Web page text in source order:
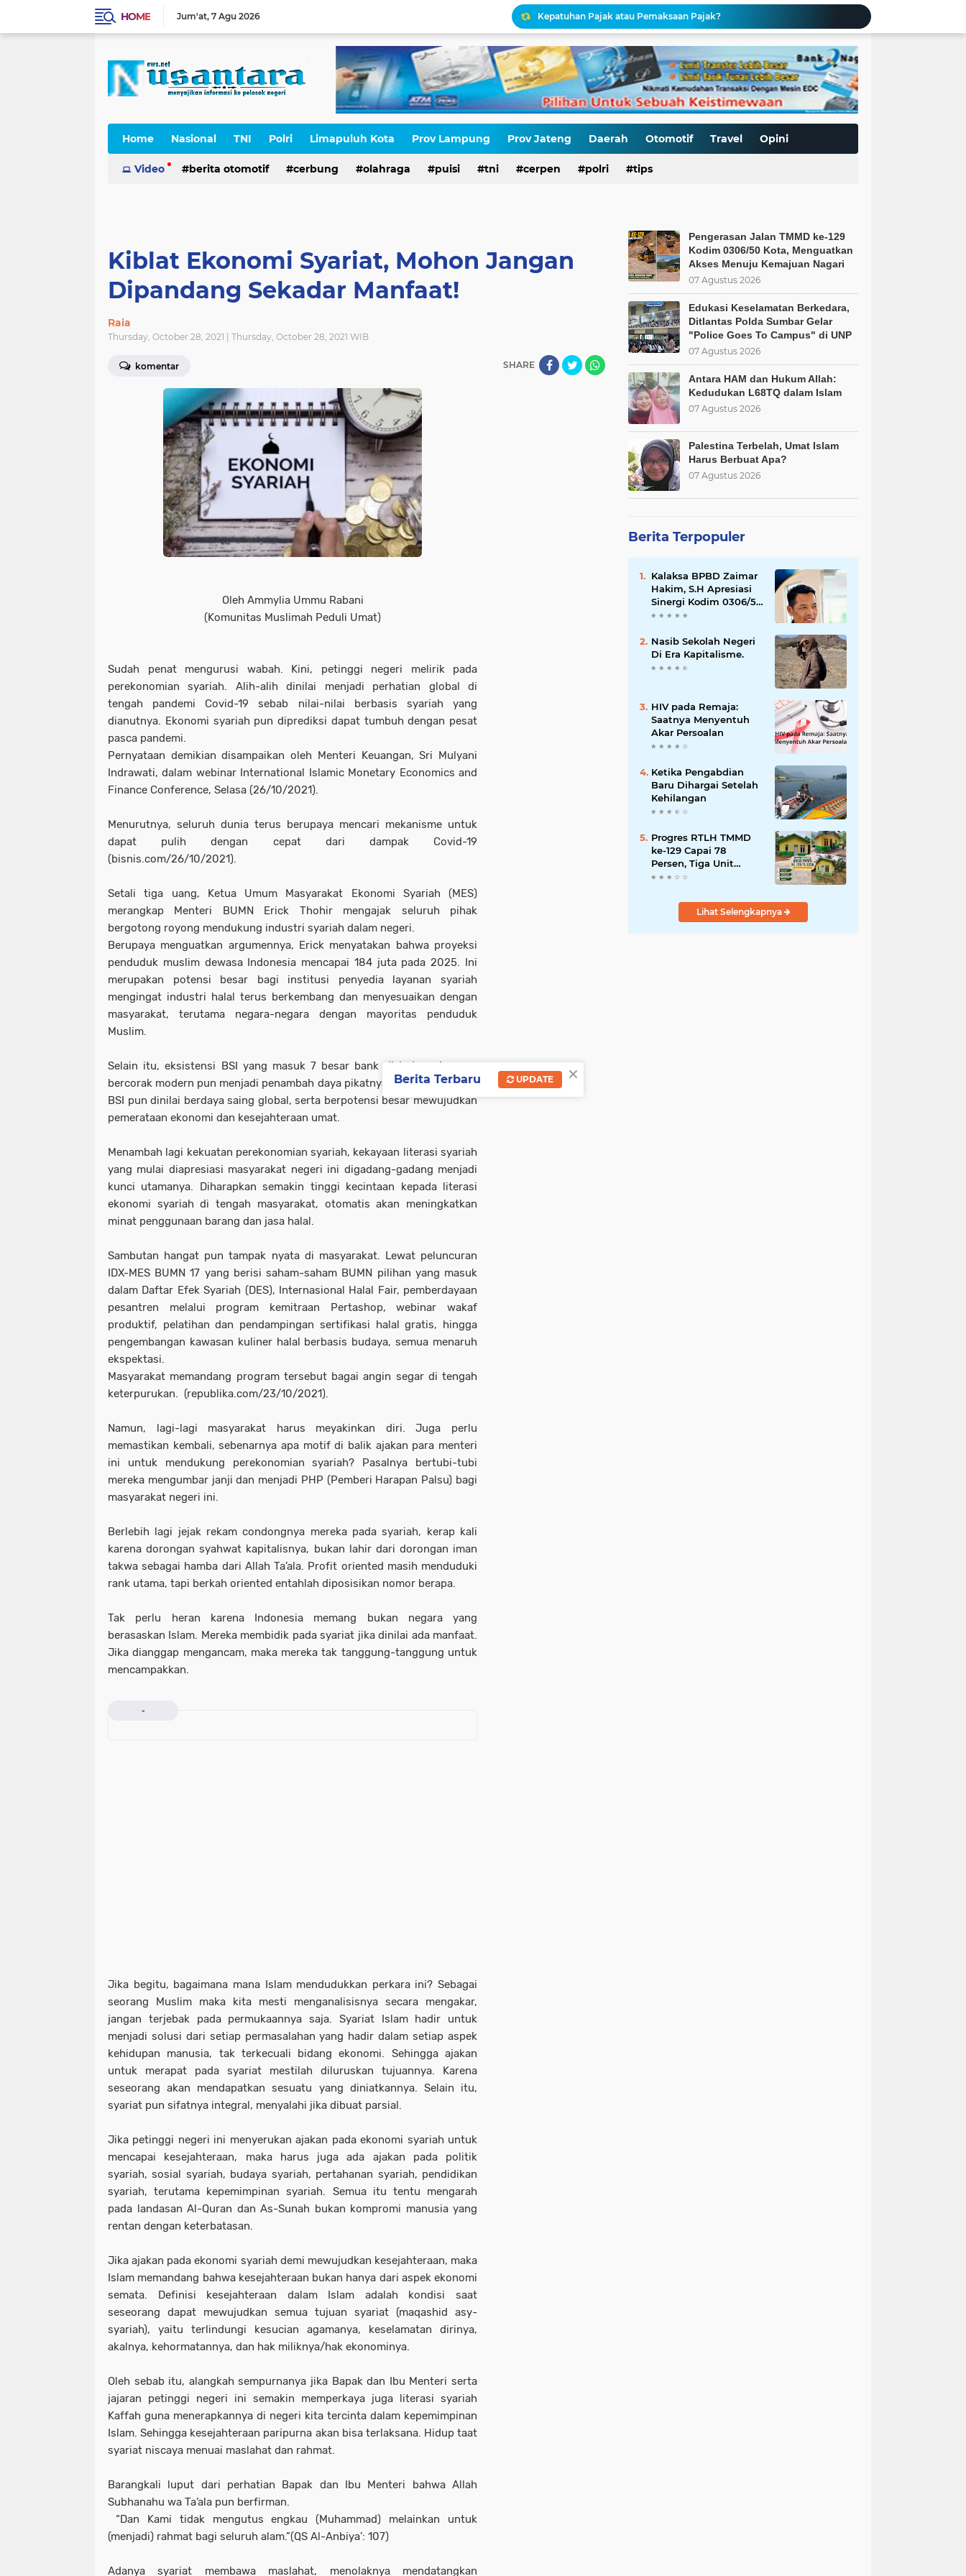
HOME Jum'at 7 Agu 2026
Kepatuhan Pajak atau Pemaksaan Pajak?
Gaza Disekat Israel: Potret Penjajahan Abadi
BoP dan New Gaza adalah Tipuan: Palestina Hanya Merdeka dengan Sistem Islam
Kurnia Nugraha Raih Penghargaan Indonesia Public Relations Top Leader 2026
Pajak, Aparat, dan Krisis Kepercayaan Publik
STOP NORMALISASI LGBT & GENDER FLUID DI SEKOLAH
Antara HAM dan Hukum Allah: Kedudukan L68TQ dalam Islam
Palestina Terbelah, Umat Islam Harus Berbuat Apa?
Home Nasional TNI Polri Limapuluh Kota Prov Lampung Prov Jateng Daerah Otomotif Travel Opini
Cerpen
Video berita otomotif cerbung olahraga puisi tni cerpen polri tips
Kiblat Ekonomi Syariat, Mohon Jangan
Dipandang Sekadar Manfaat!
Raia
Thursday, October 28, 2021 | Thursday, October 28, 2021 WIB
komentar SHARE
Oleh Ammylia Ummu Rabani
(Komunitas Muslimah Peduli Umat)
Sudah penat mengurusi wabah. Kini, petinggi negeri melirik pada
perekonomian syariah. Alih-alih dinilai menjadi perhatian global di
tengah pandemi Covid-19 sebab nilai-nilai berbasis syariah yang
dianutnya. Ekonomi syariah pun diprediksi dapat tumbuh dengan pesat
pasca pandemi.
Pernyataan demikian disampaikan oleh Menteri Keuangan, Sri Mulyani
Indrawati, dalam webinar International Islamic Monetary Economics and
Finance Conference, Selasa (26/10/2021).
Menurutnya, seluruh dunia terus berupaya mencari mekanisme untuk
dapat pulih dengan cepat dari dampak Covid-19
(bisnis.com/26/10/2021).
Setali tiga uang, Ketua Umum Masyarakat Ekonomi Syariah (MES)
merangkap Menteri BUMN Erick Thohir mengajak seluruh pihak
bergotong royong mendukung industri syariah dalam negeri.
Berupaya menguatkan argumennya, Erick menyatakan bahwa proyeksi
penduduk muslim dewasa Indonesia mencapai 184 juta pada 2025. Ini
merupakan potensi besar bagi institusi penyedia layanan syariah
mengingat industri halal terus berkembang dan menyesuaikan dengan
masyarakat, terutama negara-negara dengan mayoritas penduduk
Muslim.
Selain itu, eksistensi BSI yang masuk 7 besar bank di Indonesia yang
bercorak modern pun menjadi penambah daya pikatnya. Bukan hanya itu,
BSI pun dinilai berdaya saing global, serta berpotensi besar mewujudkan
pemerataan ekonomi dan kesejahteraan umat.
Menambah lagi kekuatan perekonomian syariah, kekayaan literasi syariah
yang mulai diapresiasi masyarakat negeri ini digadang-gadang menjadi
kunci utamanya. Diharapkan semakin tinggi kecintaan kepada literasi
ekonomi syariah di tengah masyarakat, otomatis akan meningkatkan
minat penggunaan barang dan jasa halal.
Sambutan hangat pun tampak nyata di masyarakat. Lewat peluncuran
IDX-MES BUMN 17 yang berisi saham-saham BUMN pilihan yang masuk
dalam Daftar Efek Syariah (DES), Internasional Halal Fair, pemberdayaan
pesantren melalui program kemitraan Pertashop, webinar wakaf
produktif, pelatihan dan pendampingan sertifikasi halal gratis, hingga
pengembangan kawasan kuliner halal berbasis budaya, semua menaruh
ekspektasi.
Masyarakat memandang program tersebut bagai angin segar di tengah
keterpurukan. (republika.com/23/10/2021).
Namun, lagi-lagi masyarakat harus meyakinkan diri. Juga perlu
memastikan kembali, sebenarnya apa motif di balik ajakan para menteri
ini untuk mendukung perekonomian syariah? Pasalnya bertubi-tubi
mereka mengumbar janji dan menjadi PHP (Pemberi Harapan Palsu) bagi
masyarakat negeri ini.
Berlebih lagi jejak rekam condongnya mereka pada syariah, kerap kali
karena dorongan syahwat kapitalisnya, bukan lahir dari dorongan iman
takwa sebagai hamba dari Allah Ta’ala. Profit oriented masih menduduki
rank utama, tapi berkah oriented entahlah diposisikan nomor berapa.
Tak perlu heran karena Indonesia memang bukan negara yang
berasaskan Islam. Mereka membidik pada syariat jika dinilai ada manfaat.
Jika dianggap mengancam, maka mereka tak tanggung-tanggung untuk
mencampakkan.
-
Jika begitu, bagaimana mana Islam mendudukkan perkara ini? Sebagai
seorang Muslim maka kita mesti menganalisisnya secara mengakar,
jangan terjebak pada permukaannya saja. Syariat Islam hadir untuk
menjadi solusi dari setiap permasalahan yang hadir dalam setiap aspek
kehidupan manusia, tak terkecuali bidang ekonomi. Sehingga ajakan
untuk merapat pada syariat mestilah diluruskan tujuannya. Karena
seseorang akan mendapatkan sesuatu yang diniatkannya. Selain itu,
syariat pun sifatnya integral, menyalahi jika dibuat parsial.
Jika petinggi negeri ini menyerukan ajakan pada ekonomi syariah untuk
mencapai kesejahteraan, maka harus juga ada ajakan pada politik
syariah, sosial syariah, budaya syariah, pertahanan syariah, pendidikan
syariah, terutama kepemimpinan syariah. Semua itu tentu mengarah
pada landasan Al-Quran dan As-Sunah bukan kompromi manusia yang
rentan dengan keterbatasan.
Jika ajakan pada ekonomi syariah demi mewujudkan kesejahteraan, maka
Islam memandang bahwa kesejahteraan bukan hanya dari aspek ekonomi
semata. Definisi kesejahteraan dalam Islam adalah kondisi saat
seseorang dapat mewujudkan semua tujuan syariat (maqashid asy-
syariah), yaitu terlindungi kesucian agamanya, keselamatan dirinya,
akalnya, kehormatannya, dan hak miliknya/hak ekonominya.
Oleh sebab itu, alangkah sempurnanya jika Bapak dan Ibu Menteri serta
jajaran petinggi negeri ini semakin memperkaya juga literasi syariah
Kaffah guna menerapkannya di negeri kita tercinta dalam kepemimpinan
Islam. Sehingga kesejahteraan paripurna akan bisa terlaksana. Hidup taat
syariat niscaya menuai maslahat dan rahmat.
Barangkali luput dari perhatian Bapak dan Ibu Menteri bahwa Allah
Subhanahu wa Ta’ala pun berfirman.
“Dan Kami tidak mengutus engkau (Muhammad) melainkan untuk
(menjadi) rahmat bagi seluruh alam.”(QS Al-Anbiya’: 107)
Adanya syariat membawa maslahat, menolaknya mendatangkan
Pengerasan Jalan TMMD ke-129
Kodim 0306/50 Kota, Menguatkan
Akses Menuju Kemajuan Nagari
07 Agustus 2026
Edukasi Keselamatan Berkedara,
Ditlantas Polda Sumbar Gelar
"Police Goes To Campus" di UNP
07 Agustus 2026
Antara HAM dan Hukum Allah:
Kedudukan L68TQ dalam Islam
07 Agustus 2026
Palestina Terbelah, Umat Islam
Harus Berbuat Apa?
07 Agustus 2026
Berita Terpopuler
Kalaksa BPBD Zaimar
Hakim, S.H Apresiasi
Sinergi Kodim 0306/50
Kota dalam
dan Penanganan
Bencana
Nasib Sekolah Negeri
Di Era Kapitalisme.
HIV pada Remaja:
Saatnya Menyentuh
Akar Persoalan
Ketika Pengabdian
Baru Dihargai Setelah
Kehilangan
Progres RTLH TMMD
ke-129 Capai 78
Persen, Tiga Unit
Rumah Bantuan Mulai
Lihat Selengkapnya
×
Berita Terbaru UPDATE